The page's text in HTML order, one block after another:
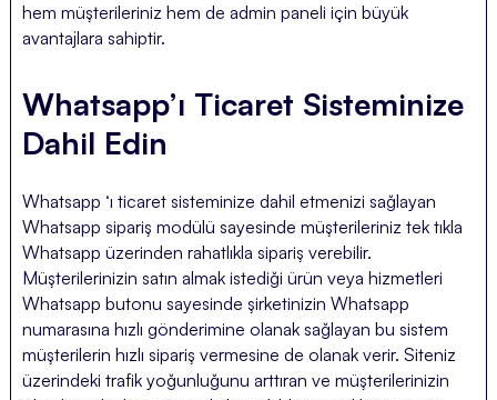
hem müşterileriniz hem de admin paneli için büyük
avantajlara sahiptir.
Whatsapp’ı Ticaret Sisteminize
Dahil Edin
Whatsapp ‘ı ticaret sisteminize dahil etmenizi sağlayan
Whatsapp sipariş modülü sayesinde müşterileriniz tek tıkla
Whatsapp üzerinden rahatlıkla sipariş verebilir.
Müşterilerinizin satın almak istediği ürün veya hizmetleri
Whatsapp butonu sayesinde şirketinizin Whatsapp
numarasına hızlı gönderimine olanak sağlayan bu sistem
müşterilerin hızlı sipariş vermesine de olanak verir. Siteniz
üzerindeki trafik yoğunluğunu arttıran ve müşterilerinizin